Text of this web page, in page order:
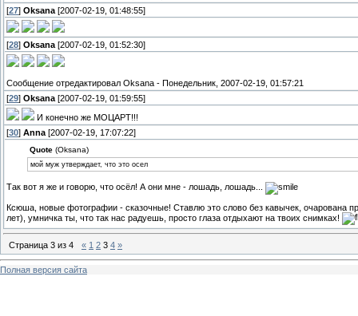
[27] Oksana [2007-02-19, 01:48:55]
[28] Oksana [2007-02-19, 01:52:30]
Сообщение отредактировал Oksana - Понедельник, 2007-02-19, 01:57:21
[29] Oksana [2007-02-19, 01:59:55]
И конечно же МОЦАРТ!!!
[30] Anna [2007-02-19, 17:07:22]
Quote(Oksana)
мой муж утверждает, что это осел
Так вот я же и говорю, что осёл! А они мне - лошадь, лошадь...
Ксюша, новые фотографии - сказочные! Ставлю это слово без кавычек, очарована
лет), умничка ты, что так нас радуешь, просто глаза отдыхают на твоих снимках!
Страница 3 из 4 « 1 2 3 4 »
Полная версия сайта